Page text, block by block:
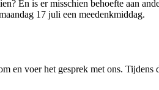
En is er misschien behoefte aan
17 juli een meedenkmiddag.
en voer het gesprek met ons. Tijdens